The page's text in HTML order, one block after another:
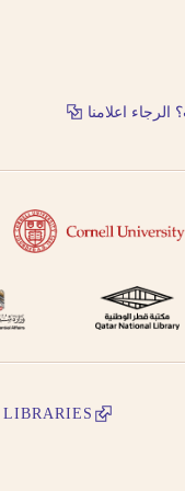
باستخدام ال- التعريف أو
على الحرف الأخير من
اعلامنا